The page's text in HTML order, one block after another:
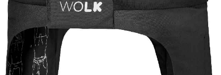
Support & contact